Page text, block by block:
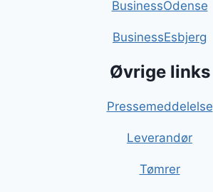
BusinessOdense
BusinessEsbjerg
Øvrige links
Pressemeddelelse
Leverandør
Tømrer